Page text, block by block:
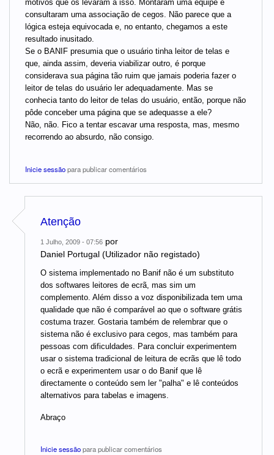
motivos que os levaram a isso. Montaram uma equipe e
consultaram uma associação de cegos. Não parece que a
lógica esteja equivocada e, no entanto, chegamos a este
resultado inusitado.
Se o BANIF presumia que o usuário tinha leitor de telas e
que, ainda assim, deveria viabilizar outro, é porque
considerava sua página tão ruim que jamais poderia fazer o
leitor de telas do usuário ler adequadamente. Mas se
conhecia tanto do leitor de telas do usuário, então, porque não
pôde conceber uma página que se adequasse a ele?
Não, não. Fico a tentar escavar uma resposta, mas, mesmo
recorrendo ao absurdo, não consigo.
Inicie sessãopara publicar comentários
Atenção
1 Julho, 2009 - 07:56 por
Daniel Portugal (Utilizador não registado)
O sistema implementado no Banif não é um substituto
dos softwares leitores de ecrã, mas sim um
complemento. Além disso a voz disponibilizada tem uma
qualidade que não é comparável ao que o software grátis
costuma trazer. Gostaria também de relembrar que o
sistema não é exclusivo para cegos, mas também para
pessoas com dificuldades. Para concluir experimentem
usar o sistema tradicional de leitura de ecrãs que lê todo
o ecrã e experimentem usar o do Banif que lê
directamente o conteúdo sem ler "palha" e lê conteúdos
alternativos para tabelas e imagens.
Abraço
Inicie sessãopara publicar comentários